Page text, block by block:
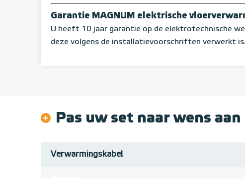
Garantie MAGNUM elektrische
U heeft 10 jaar garantie op de elektrotechnische
deze volgens de installatievoorschriften verwerkt is.
Pas uw set naar wens aan
Verwarmingskabel